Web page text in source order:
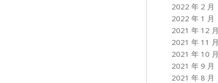
2022 年 2 月
2022 年 1 月
2021 年 12 月
2021 年 11 月
2021 年 10 月
2021 年 9 月
2021 年 8 月